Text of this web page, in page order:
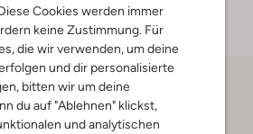
Cookies werden immer
keine Zustimmung. Für
die wir verwenden, um deine
und dir personalisierte
bitten wir um deine
du auf "Ablehnen" klickst,
und analytischen